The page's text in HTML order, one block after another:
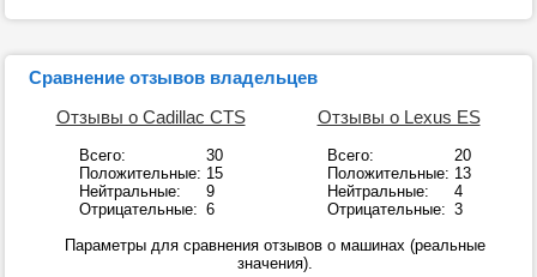
Сравнение отзывов владельцев
Отзывы о Cadillac CTS
Всего:
30
Положительные: 15
Нейтральные:
9
Отрицательные: 6
Отзывы о Lexus ES
Всего:
20
Положительные: 13
Нейтральные:
4
Отрицательные: 3
Параметры для сравнения отзывов о машинах (реальные
значения).